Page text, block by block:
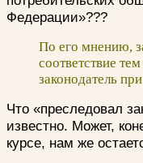
Федерации»???
По его мнению,
соответствие
законодатель
Что «преследовал
известно. Может,
курсе, нам же